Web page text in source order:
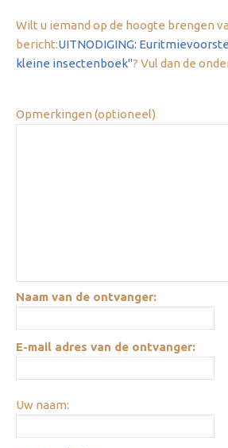
Wilt u iemand op de hoogte brengen
bericht:UITNODIGING:
kleine insectenboek"? Vul dan de
Opmerkingen (optioneel)
Naam van de ontvanger:
E-mail adres van de ontvanger:
Uw naam: